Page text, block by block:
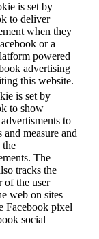
is set by
to deliver
when they
or a
powered
advertising
this website.
is set by
to show
to
and measure and
the
The
tracks the
of the user
web on sites
Facebook pixel
social